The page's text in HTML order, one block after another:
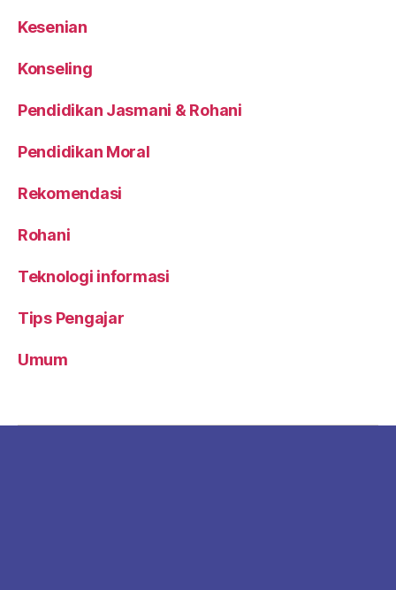
Kesenian
Konseling
Pendidikan Jasmani & Rohani
Pendidikan Moral
Rekomendasi
Rohani
Teknologi informasi
Tips Pengajar
Umum